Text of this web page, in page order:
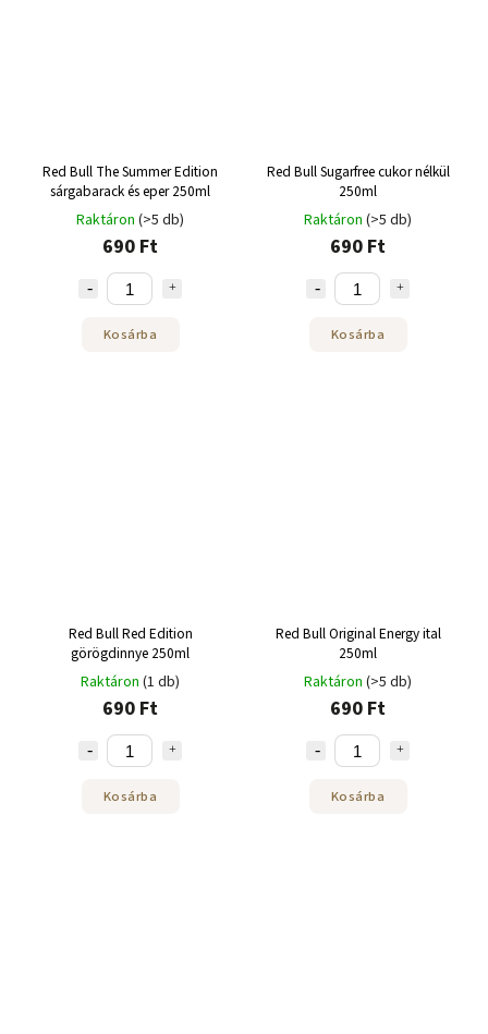
Red Bull The Summer Edition
sárgabarack és eper 250ml
Raktáron (>5 db)
690 Ft
Kosárba
Red Bull Sugarfree cukor nélkül
250ml
Raktáron (>5 db)
690 Ft
Kosárba
Red Bull Red Edition
görögdinnye 250ml
Raktáron (1 db)
690 Ft
Kosárba
Red Bull Original Energy ital
250ml
Raktáron (>5 db)
690 Ft
Kosárba